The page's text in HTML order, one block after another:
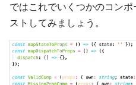
ではこれでいくつかのコン
ストしてみましょう。